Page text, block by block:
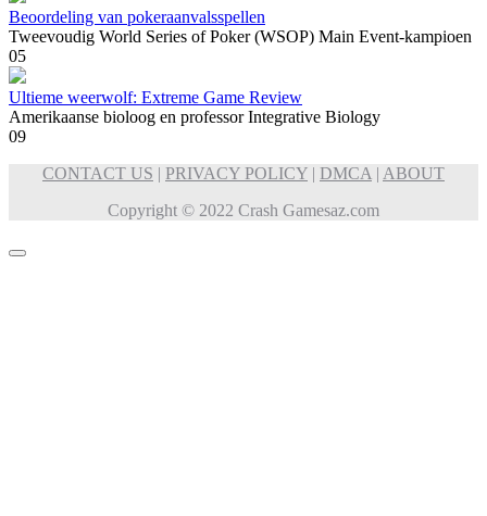
Beoordeling van pokeraanvalsspellen
Tweevoudig World Series of Poker (WSOP) Main Event-kampioen
05
Ultieme weerwolf: Extreme Game Review
Amerikaanse bioloog en professor Integrative Biology
09
CONTACT US | PRIVACY POLICY | DMCA | ABOUT
Copyright © 2022 Crash Gamesaz.com